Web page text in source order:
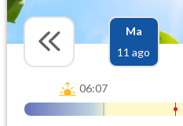
Ma
11 ago
06:07